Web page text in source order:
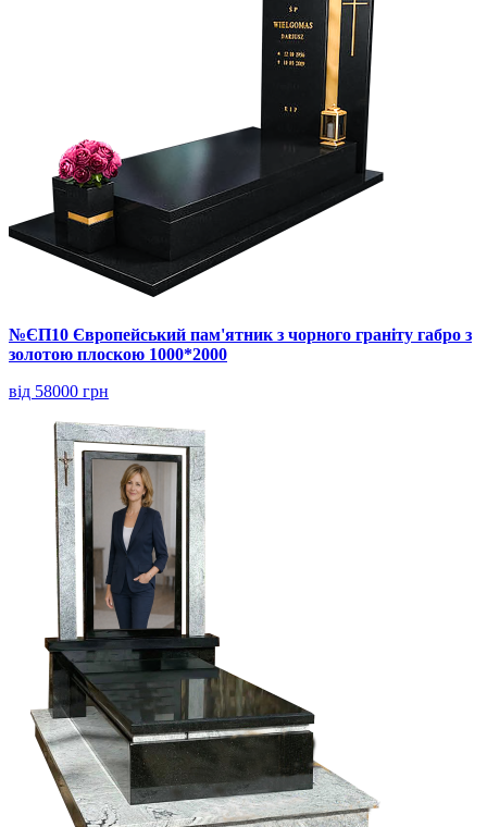
№ЄП10 Європейський пам'ятник з чорного граніту габро з
золотою плоскою 1000*2000
від 58000 грн